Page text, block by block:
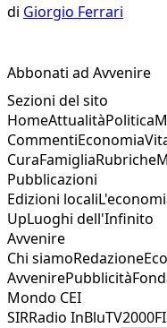
di Giorgio Ferrari
Abbonati ad Avvenire
Sezioni del sito
HomeAttualitàPolitica
CommentiEconomia
CuraFamigliaRubriche
Pubblicazioni
Edizioni locali
UpLuoghi dell'Infinito
Avvenire
Chi siamoRedazione
AvvenirePubblicità
Mondo CEI
SIRRadio InBluTV2000